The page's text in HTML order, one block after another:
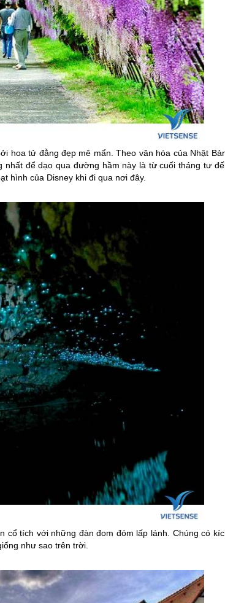
hoa tử đằng đẹp mê mẩn. Theo văn hóa của Nhật
để dạo qua đường hầm này là từ cuối tháng tư
hình của Disney khi đi qua nơi đây.
cổ tích với những đàn đom đóm lấp lánh. Chúng có
như sao trên trời.